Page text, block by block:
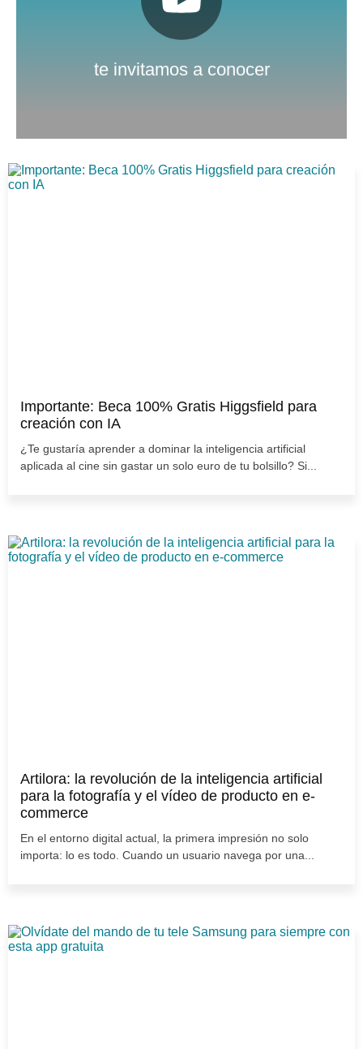
te invitamos a conocer
Pulsa aquí
Importante: Beca 100% Gratis Higgsfield para
creación con IA
¿Te gustaría aprender a dominar la inteligencia artificial
aplicada al cine sin gastar un solo euro de tu bolsillo? Si...
Artilora: la revolución de la inteligencia artificial
para la fotografía y el vídeo de producto en e-
commerce
En el entorno digital actual, la primera impresión no solo
importa: lo es todo. Cuando un usuario navega por una...